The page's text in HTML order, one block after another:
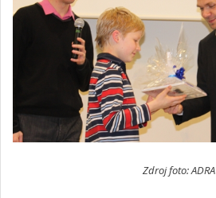
Zdroj foto: ADRA